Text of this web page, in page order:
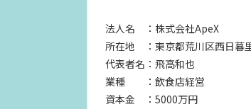
法人名 ：株式会社ApeX
所在地 ：東京都荒川区西日暮
代表者名：飛高和也
業種 ：飲食店経営
資本金 ：5000万円